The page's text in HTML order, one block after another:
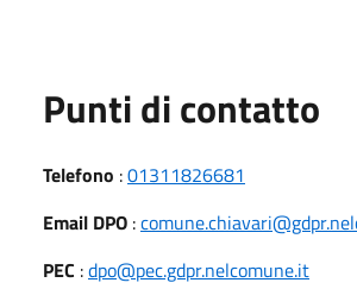
Punti di contatto
Telefono :01311826681
Email DPO :
PEC :dpo@pec.gdpr.nelcomune.it